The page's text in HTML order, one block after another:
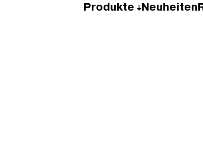
Produkte Neuheiten